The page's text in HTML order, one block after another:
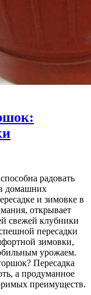
радовать
домашних
и зимовке в
открывает
свежей клубники
пересадки
зимовки,
урожаем.
Пересадка
а продуманное
преимуществ.